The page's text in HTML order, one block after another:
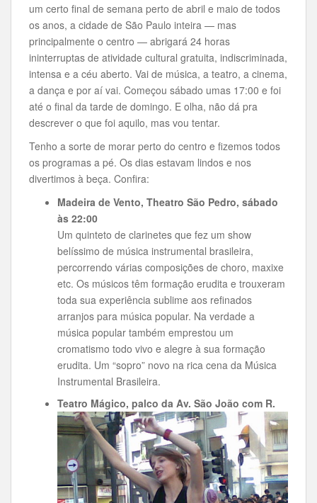
um certo final de semana perto de abril e maio de todos
os anos, a cidade de São Paulo inteira — mas
principalmente o centro — abrigará 24 horas
ininterruptas de atividade cultural gratuita, indiscriminada,
intensa e a céu aberto. Vai de música, a teatro, a cinema,
a dança e por aí vai. Começou sábado umas 17:00 e foi
até o final da tarde de domingo. E olha, não dá pra
descrever o que foi aquilo, mas vou tentar.
Tenho a sorte de morar perto do centro e fizemos todos
os programas a pé. Os dias estavam lindos e nos
divertimos à beça. Confira:
Madeira de Vento, Theatro São Pedro, sábado
às 22:00
Um quinteto de clarinetes que fez um show
belíssimo de música instrumental brasileira,
percorrendo várias composições de choro, maxixe
etc. Os músicos têm formação erudita e trouxeram
toda sua experiência sublime aos refinados
arranjos para música popular. Na verdade a
música popular também emprestou um
cromatismo todo vivo e alegre à sua formação
erudita. Um “sopro” novo na rica cena da Música
Instrumental Brasileira.
Teatro Mágico, palco da Av. São João com R.